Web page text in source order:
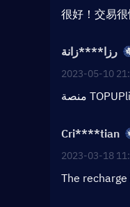
很好！交易
رزا****زانة
2023-05-10
Cri****tian
2023-03-18
The